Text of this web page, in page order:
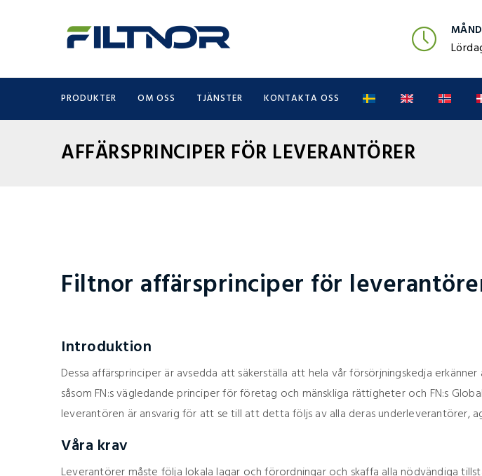
PRODUKTER OM OSS TJÄNSTER KONTAKTA OSS
AFFÄRSPRINCIPER FÖR LEVERANTÖRER
Filtnor affärsprinciper för
Introduktion
Dessa affärsprinciper är avsedda att säkerställa att hela vår försörjningskedja
såsom FN:s vägledande principer för företag och mänskliga rättigheter och FN:s
leverantören är ansvarig för att se till att detta följs av alla deras underleverantörer,
Våra krav